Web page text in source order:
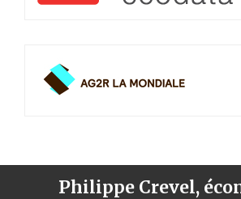
Philippe Crevel,